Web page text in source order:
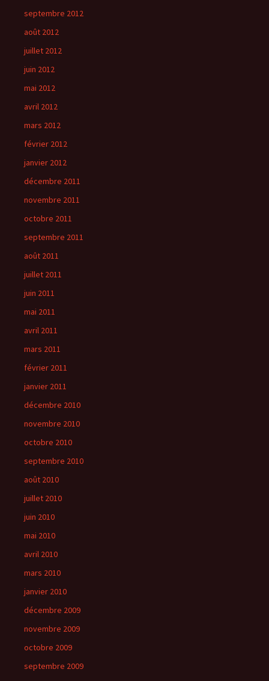
septembre 2012
août 2012
juillet 2012
juin 2012
mai 2012
avril 2012
mars 2012
février 2012
janvier 2012
décembre 2011
novembre 2011
octobre 2011
septembre 2011
août 2011
juillet 2011
juin 2011
mai 2011
avril 2011
mars 2011
février 2011
janvier 2011
décembre 2010
novembre 2010
octobre 2010
septembre 2010
août 2010
juillet 2010
juin 2010
mai 2010
avril 2010
mars 2010
janvier 2010
décembre 2009
novembre 2009
octobre 2009
septembre 2009